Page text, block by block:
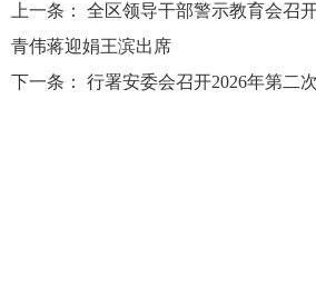
上一条：
全区领导干部警示教育会召
青伟蒋迎娟王滨出席
下一条：
行署安委会召开2026年第二